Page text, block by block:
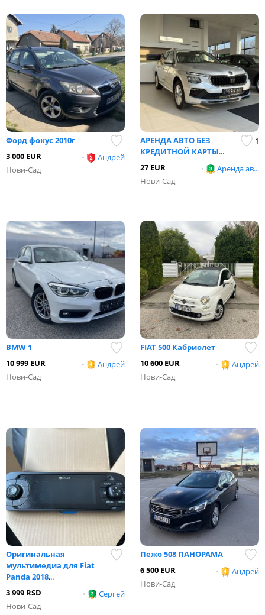
Форд фокус 2010г
•
Андрей
3 000 EUR
Нови-Сад
1
АРЕНДА АВТО БЕЗ
КРЕДИТНОЙ КАРТЫ...
•
Аренда ав...
27 EUR
Нови-Сад
BMW 1
•
Андрей
10 999 EUR
Нови-Сад
FIAT 500 Кабриолет
•
Андрей
10 600 EUR
Нови-Сад
Оригинальная
мультимедиа для Fiat
Panda 2018...
•
Сергей
3 999 RSD
Нови-Сад
Пежо 508 ПАНОРАМА
•
Андрей
6 500 EUR
Нови-Сад